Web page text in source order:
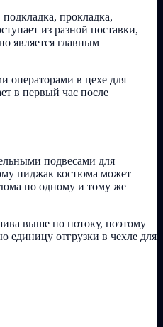
прокладка,
из разной поставки,
является главным
операторами в цехе для
в первый час после
подвесами для
пиджак костюма может
по одному и тому же
выше по потоку, поэтому
единицу отгрузки в чехле для